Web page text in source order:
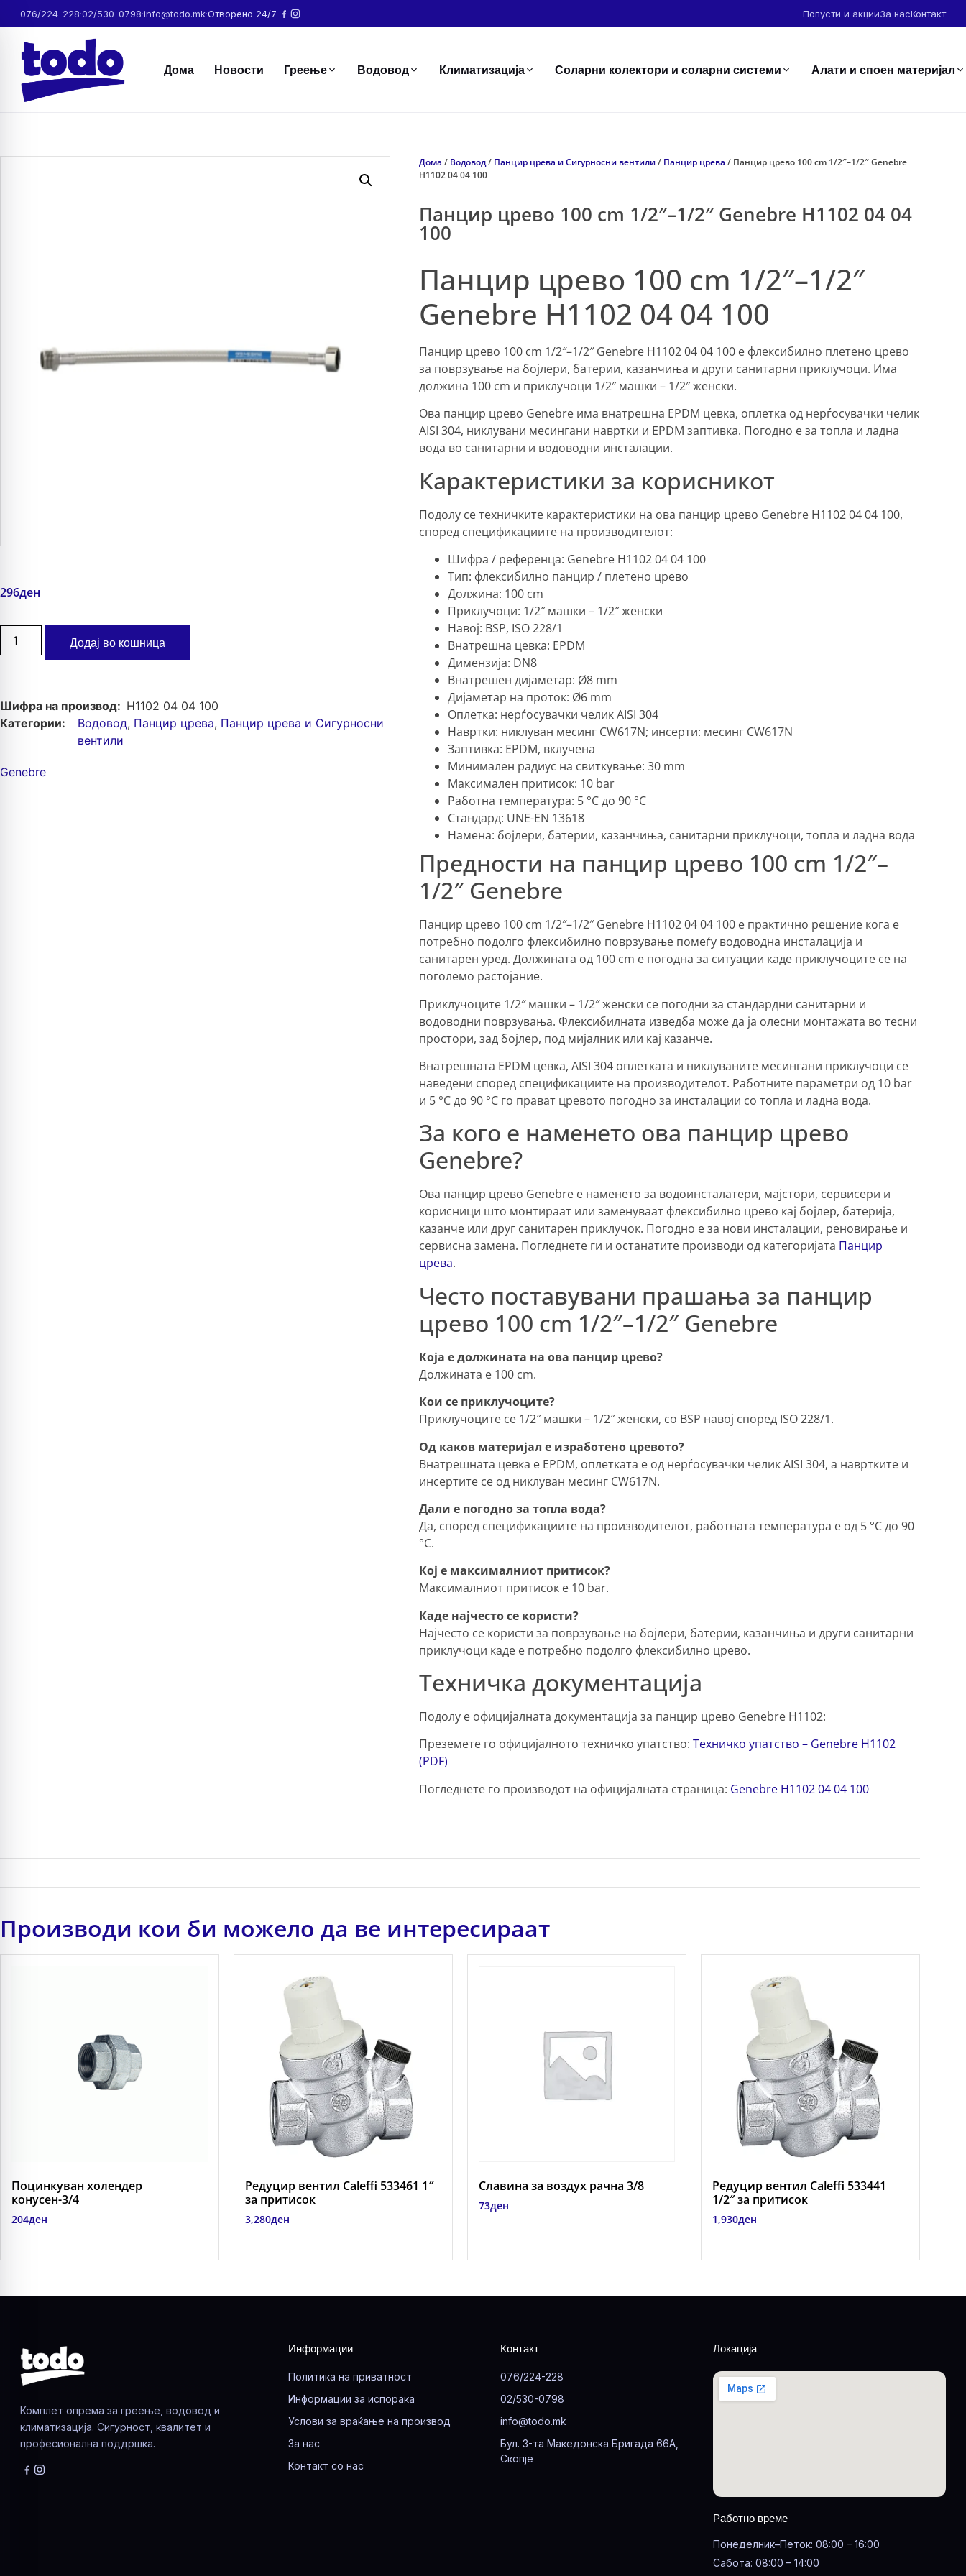
076/224-228·02/530-0798·info@todo.mk·Отворено 24/7 Попусти и акцииЗа насКонтакт
Дома Новости Греење Водовод Климатизација Соларни колектори и соларни системи Алати и споен материјал
296ден
Додај во кошница
Шифра на производ: H1102 04 04 100
Категории:
Водовод, Панцир црева, Панцир црева и Сигурносни
вентили
Genebre
Дома / Водовод/ Панцир црева и Сигурносни вентили/ Панцир црева / Панцир црево 100 cm 1/2″–1/2″ Genebre
H1102 04 04 100
Панцир црево 100 cm 1/2″–1/2″ Genebre H1102 04 04
100
Панцир црево 100 cm 1/2″–1/2″
Genebre H1102 04 04 100
Панцир црево 100 cm 1/2″–1/2″ Genebre H1102 04 04 100 е флексибилно плетено црево
за поврзување на бојлери, батерии, казанчиња и други санитарни приклучоци. Има
должина 100 cm и приклучоци 1/2″ машки – 1/2″ женски.
Ова панцир црево Genebre има внатрешна EPDM цевка, оплетка од нерѓосувачки челик
AISI 304, никлувани месингани навртки и EPDM заптивка. Погодно е за топла и ладна
вода во санитарни и водоводни инсталации.
Карактеристики за корисникот
Подолу се техничките карактеристики на ова панцир црево Genebre H1102 04 04 100,
според спецификациите на производителот:
Шифра / референца: Genebre H1102 04 04 100
Тип: флексибилно панцир / плетено црево
Должина: 100 cm
Приклучоци: 1/2″ машки – 1/2″ женски
Навој: BSP, ISO 228/1
Внатрешна цевка: EPDM
Димензија: DN8
Внатрешен дијаметар: Ø8 mm
Дијаметар на проток: Ø6 mm
Оплетка: нерѓосувачки челик AISI 304
Навртки: никлуван месинг CW617N; инсерти: месинг CW617N
Заптивка: EPDM, вклучена
Минимален радиус на свиткување: 30 mm
Максимален притисок: 10 bar
Работна температура: 5 °C до 90 °C
Стандард: UNE-EN 13618
Намена: бојлери, батерии, казанчиња, санитарни приклучоци, топла и ладна вода
Предности на панцир црево 100 cm 1/2″–
1/2″ Genebre
Панцир црево 100 cm 1/2″–1/2″ Genebre H1102 04 04 100 е практично решение кога е
потребно подолго флексибилно поврзување помеѓу водоводна инсталација и
санитарен уред. Должината од 100 cm е погодна за ситуации каде приклучоците се на
поголемо растојание.
Приклучоците 1/2″ машки – 1/2″ женски се погодни за стандардни санитарни и
водоводни поврзувања. Флексибилната изведба може да ја олесни монтажата во тесни
простори, зад бојлер, под мијалник или кај казанче.
Внатрешната EPDM цевка, AISI 304 оплетката и никлуваните месингани приклучоци се
наведени според спецификациите на производителот. Работните параметри од 10 bar
и 5 °C до 90 °C го прават цревото погодно за инсталации со топла и ладна вода.
За кого е наменето ова панцир црево
Genebre?
Ова панцир црево Genebre е наменето за водоинсталатери, мајстори, сервисери и
корисници што монтираат или заменуваат флексибилно црево кај бојлер, батерија,
казанче или друг санитарен приклучок. Погодно е за нови инсталации, реновирање и
сервисна замена. Погледнете ги и останатите производи од категоријата Панцир
црева.
Често поставувани прашања за панцир
црево 100 cm 1/2″–1/2″ Genebre
Која е должината на ова панцир црево?
Должината е 100 cm.
Кои се приклучоците?
Приклучоците се 1/2″ машки – 1/2″ женски, со BSP навој според ISO 228/1.
Од каков материјал е изработено цревото?
Внатрешната цевка е EPDM, оплетката е од нерѓосувачки челик AISI 304, а навртките и
инсертите се од никлуван месинг CW617N.
Дали е погодно за топла вода?
Да, според спецификациите на производителот, работната температура е од 5 °C до 90
°C.
Кој е максималниот притисок?
Максималниот притисок е 10 bar.
Каде најчесто се користи?
Најчесто се користи за поврзување на бојлери, батерии, казанчиња и други санитарни
приклучоци каде е потребно подолго флексибилно црево.
Техничка документација
Подолу е официјалната документација за панцир црево Genebre H1102:
Преземете го официјалното техничко упатство: Техничко упатство – Genebre H1102
(PDF)
Погледнете го производот на официјалната страница: Genebre H1102 04 04 100
Производи кои би можело да ве интересираат
Поцинкуван холендер
конусен-3/4
204ден
Редуцир вентил Caleffi 533461 1″
за притисок
3,280ден
Славина за воздух рачна 3/8
73ден
Редуцир вентил Caleffi 533441
1/2″ за притисок
1,930ден
Комплет опрема за греење, водовод и
климатизација. Сигурност, квалитет и
професионална поддршка.
Информации
Политика на приватност
Информации за испорака
Услови за враќање на производ
За нас
Контакт со нас
Контакт
076/224-228
02/530-0798
info@todo.mk
Бул. 3-та Македонска Бригада 66А,
Скопје
Локација
Работно време
Понеделник–Петок: 08:00 – 16:00
Сабота: 08:00 – 14:00